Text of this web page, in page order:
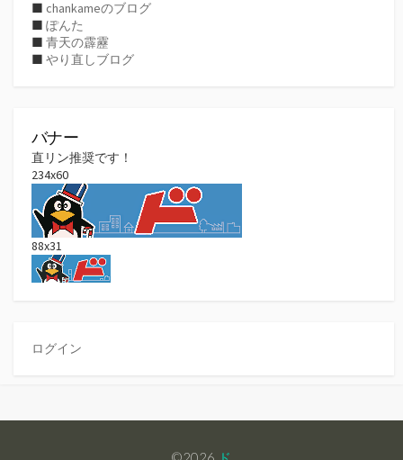
■ chankameのブログ
■ ぽんた
■ 青天の霹靂
■ やり直しブログ
バナー
直リン推奨です！
234x60
88x31
ログイン